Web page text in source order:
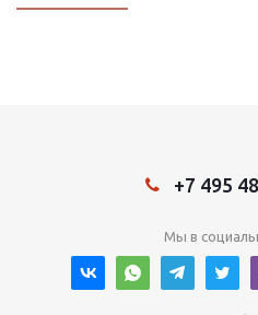
+7 495
Мы в